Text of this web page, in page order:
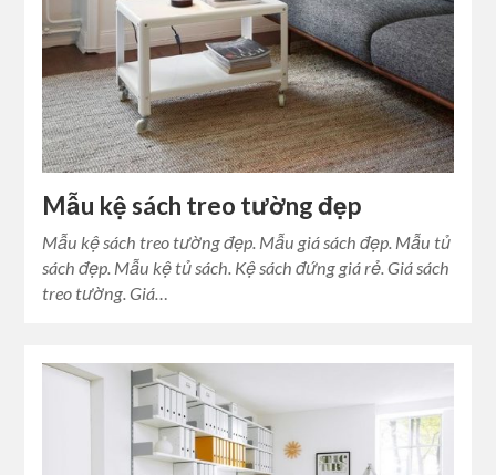
Mẫu kệ sách treo tường đẹp
Mẫu kệ sách treo tường đẹp. Mẫu giá sách đẹp. Mẫu tủ
sách đẹp. Mẫu kệ tủ sách. Kệ sách đứng giá rẻ. Giá sách
treo tường. Giá…